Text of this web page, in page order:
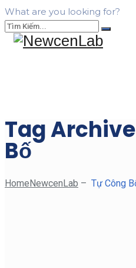
What are you looking for?
Tag
Bố
Home NewcenLab – Tự Công